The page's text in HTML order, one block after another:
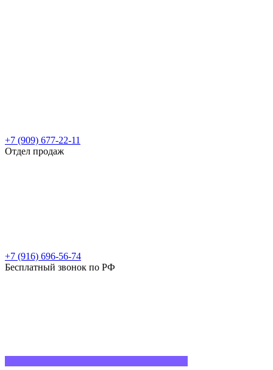
+7 (909) 677-22-11
Отдел продаж
+7 (916) 696-56-74
Бесплатный звонок по РФ